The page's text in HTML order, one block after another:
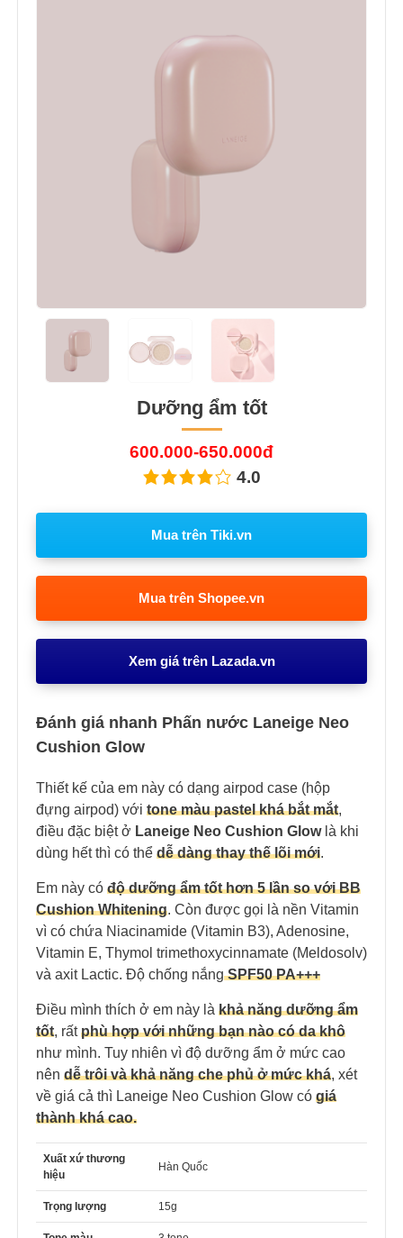
Dưỡng ẩm tốt
600.000-650.000đ
4.0
Mua trên Tiki.vn
Mua trên Shopee.vn
Xem giá trên Lazada.vn
Đánh giá nhanh Phấn nước Laneige Neo
Cushion Glow
Thiết kế của em này có dạng airpod case (hộp
đựng airpod) với tone màu pastel khá bắt mắt,
điều đặc biệt ở Laneige Neo Cushion Glow là khi
dùng hết thì có thể dễ dàng thay thế lõi mới.
Em này có độ dưỡng ẩm tốt hơn5 lần so với BB
Cushion Whitening. Còn được gọi là nền Vitamin
vì có chứa Niacinamide (Vitamin B3), Adenosine,
Vitamin E, Thymol trimethoxycinnamate (Meldosolv)
và axit Lactic. Độ chống nắng SPF50 PA+++
Điều mình thích ở em này là khả năng dưỡng ẩm
tốt, rấtphù hợp với những bạn nào có da khô
như mình. Tuy nhiên vì độ dưỡng ẩm ở mức cao
nên dễ trôi và khả năng che phủ ở mức khá, xét
về giá cả thì Laneige Neo Cushion Glow có giá
thành khá cao.
Xuất xứ thương
hiệu
Hàn Quốc
Trọng lượng 15g